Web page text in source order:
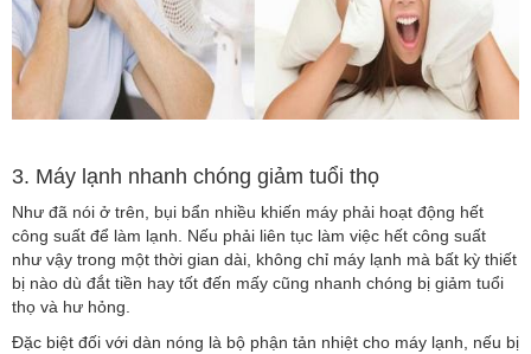
3. Máy lạnh nhanh chóng giảm tuổi thọ
Như đã nói ở trên, bụi bẩn nhiều khiến máy phải hoạt động hết
công suất để làm lạnh. Nếu phải liên tục làm việc hết công suất
như vậy trong một thời gian dài, không chỉ máy lạnh mà bất kỳ thiết
bị nào dù đắt tiền hay tốt đến mấy cũng nhanh chóng bị giảm tuổi
thọ và hư hỏng.
Đặc biệt đối với dàn nóng là bộ phận tản nhiệt cho máy lạnh, nếu bị